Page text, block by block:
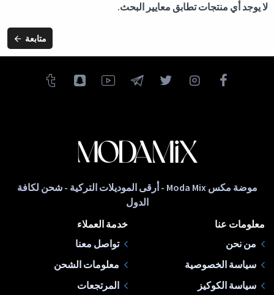
لا يوجد أي منتجات تطابق معايير البحث.
متابعة
موضة مكس Moda Mix - أرقى الموديلات التركية - شحن لكافة
الدول
معلومات عنا
من نحن
سياسة الخصوصية
سياسة الكوكيز
خدمة العملاء
تواصل معنا
معلومات الشحن
المرتجعات